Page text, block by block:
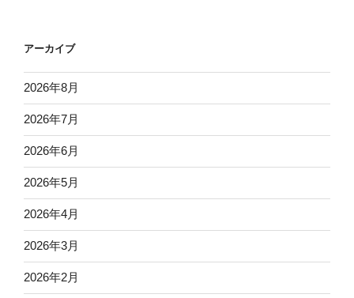
アーカイブ
2026年8月
2026年7月
2026年6月
2026年5月
2026年4月
2026年3月
2026年2月